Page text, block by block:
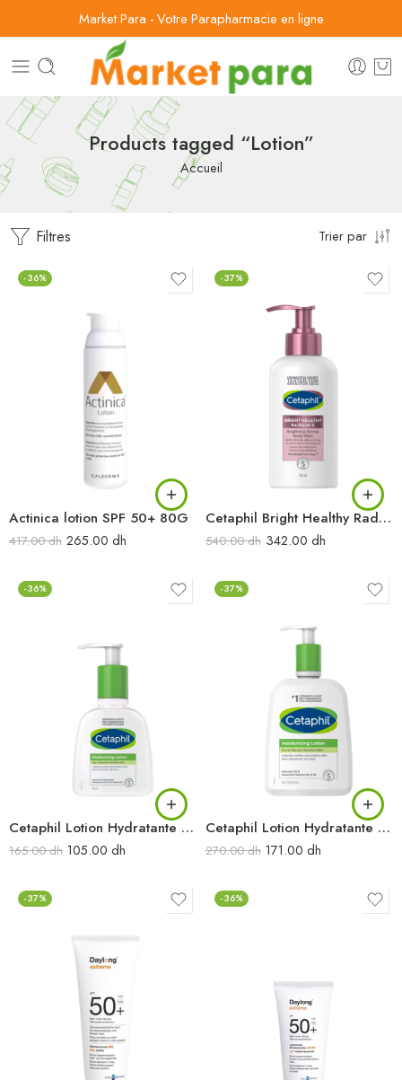
Market Para - Votre Parapharmacie en ligne
Products tagged “Lotion”
Accueil
Filtres Trier par
-36%
Actinica lotion SPF 50+ 80G
417.00dh 265.00 dh
-37%
Cetaphil Bright Healthy Radiance lotion éclaircissante 245ML
540.00dh 342.00 dh
-36%
Cetaphil Lotion Hydratante 236 ML
165.00dh 105.00 dh
-37%
Cetaphil Lotion Hydratante 500 ML
270.00dh 171.00 dh
-37% -36%